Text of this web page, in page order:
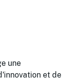
une
et de